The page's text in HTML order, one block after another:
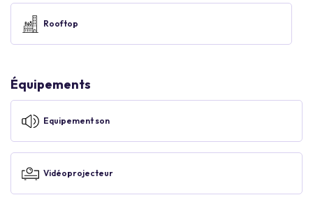
Rooftop
Équipements
Equipement son
Vidéoprojecteur